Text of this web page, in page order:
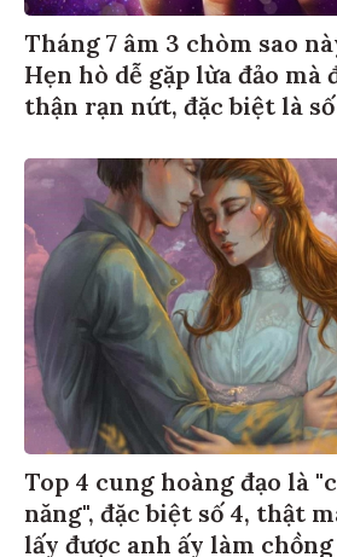
Tháng 7 âm 3 chòm sao
Hẹn hò dễ gặp lừa đảo mà
thận rạn nứt, đặc biệt là số
Top 4 cung hoàng đạo là
năng", đặc biệt số 4, thật
lấy được anh ấy làm chồng